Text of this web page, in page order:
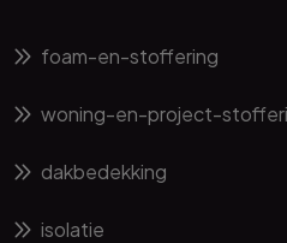
foam-en-stoffering
woning-en-project-
dakbedekking
isolatie